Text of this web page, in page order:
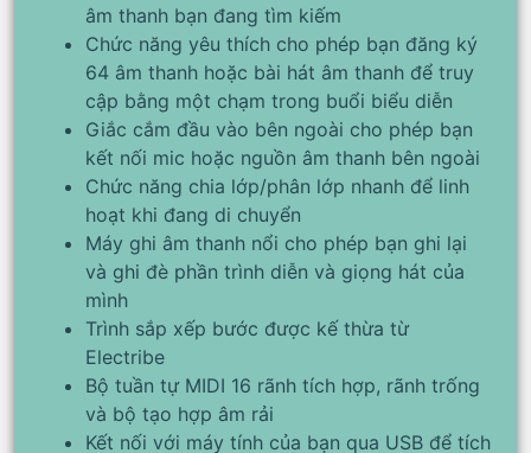
âm thanh bạn đang tìm kiếm
Chức năng yêu thích cho phép bạn đăng ký
64 âm thanh hoặc bài hát âm thanh để truy
cập bằng một chạm trong buổi biểu diễn
Giắc cắm đầu vào bên ngoài cho phép bạn
kết nối mic hoặc nguồn âm thanh bên ngoài
Chức năng chia lớp/phân lớp nhanh để linh
hoạt khi đang di chuyển
Máy ghi âm thanh nổi cho phép bạn ghi lại
và ghi đè phần trình diễn và giọng hát của
mình
Trình sắp xếp bước được kế thừa từ
Electribe
Bộ tuần tự MIDI 16 rãnh tích hợp, rãnh trống
và bộ tạo hợp âm rải
Kết nối với máy tính của bạn qua USB để tích